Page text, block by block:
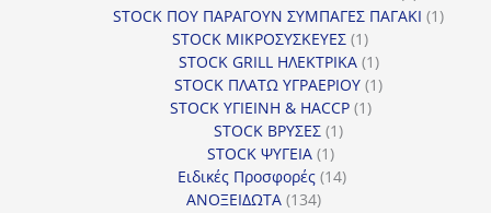
προϊόν
STOCK ΠΟΥ ΠΑΡΑΓΟΥΝ ΣΥΜΠΑΓΕΣ ΠΑΓΑΚΙ 11
STOCK ΜΙΚΡΟΣΥΣΚΕΥΕΣ 11
προϊόν
STOCK GRILL ΗΛΕΚΤΡΙΚΑ 11
προϊόν
STOCK ΠΛΑΤΩ ΥΓΡΑΕΡΙΟΥ 11
STOCK ΥΓΙΕΙΝΗ & HACCP 11
STOCK ΒΡΥΣΕΣ 11
STOCK ΨΥΓΕΙΑ 11
προϊόν
Ειδικές Προσφορές 1414
ΑΝΟΞΕΙΔΩΤΑ 134134